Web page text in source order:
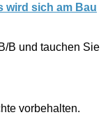
wird sich am Bau
B und tauchen Sie
vorbehalten.